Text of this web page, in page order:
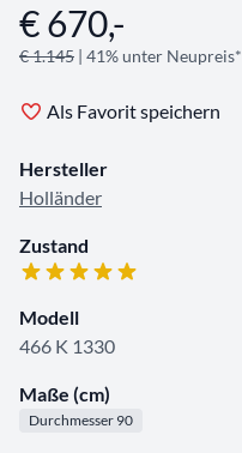
Angebotsinformationen
€ 670,-
€ 1.145 | 41% unter Neupreis*
Als Favorit speichern
Hersteller
Holländer
Zustand
Modell
466 K 1330
Maße (cm)
Durchmesser 90